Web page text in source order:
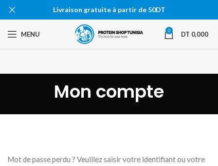
MENU 0 DT 0,000
Mon compte
Mot de passe perdu ? Veuillez saisir votre identifiant ou votre
Livraison gratuite à partir de 50DT